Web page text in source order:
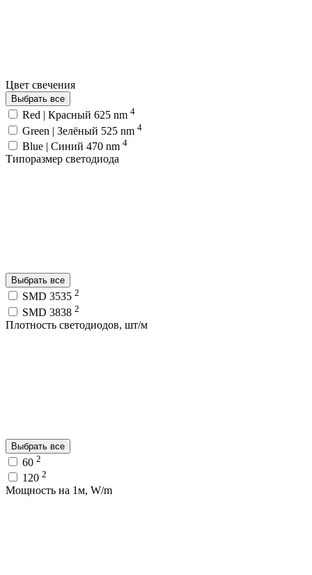
Цвет свечения
Выбрать все
Red | Красный 625 nm 4
Green | Зелёный 525 nm 4
Blue | Синий 470 nm 4
Типоразмер светодиода
Выбрать все
SMD 3535 2
SMD 3838 2
Плотность светодиодов, шт/м
Выбрать все
60 2
120 2
Мощность на 1м, W/m